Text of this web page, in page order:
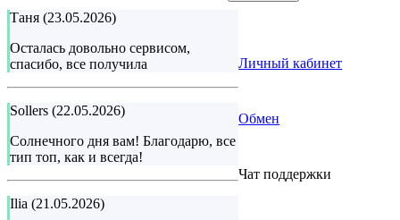
Таня (23.05.2026)
Осталась довольно сервисом,
спасибо, все получила
Sollers (22.05.2026)
Солнечного дня вам! Благодарю, все
тип топ, как и всегда!
Ilia (21.05.2026)
Личный кабинет
Обмен
Чат поддержки